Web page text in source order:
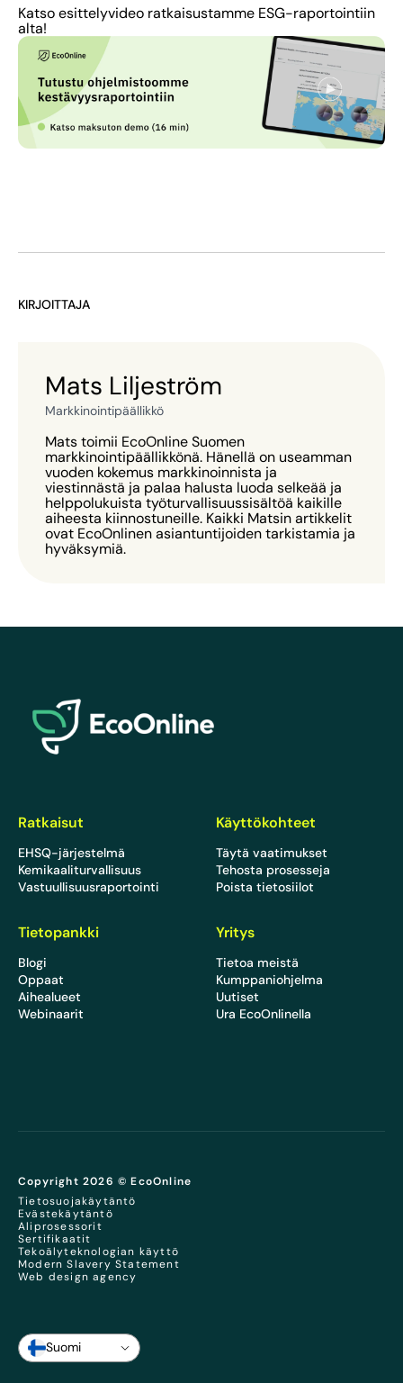
Katso esittelyvideo ratkaisustamme ESG-raportointiin
alta!
KIRJOITTAJA
Mats Liljeström
Markkinointipäällikkö
Mats toimii EcoOnline Suomen
markkinointipäällikkönä. Hänellä on useamman
vuoden kokemus markkinoinnista ja
viestinnästä ja palaa halusta luoda selkeää ja
helppolukuista työturvallisuussisältöä kaikille
aiheesta kiinnostuneille. Kaikki Matsin artikkelit
ovat EcoOnlinen asiantuntijoiden tarkistamia ja
hyväksymiä.
Ratkaisut
EHSQ-järjestelmä
Kemikaaliturvallisuus
Vastuullisuusraportointi
Käyttökohteet
Täytä vaatimukset
Tehosta prosesseja
Poista tietosiilot
Tietopankki
Blogi
Oppaat
Aihealueet
Webinaarit
Yritys
Tietoa meistä
Kumppaniohjelma
Uutiset
Ura EcoOnlinella
Copyright 2026 © EcoOnline
Tietosuojakäytäntö
Evästekäytäntö
Aliprosessorit
Sertifikaatit
Tekoälyteknologian käyttö
Modern Slavery Statement
Web design agency
Suomi